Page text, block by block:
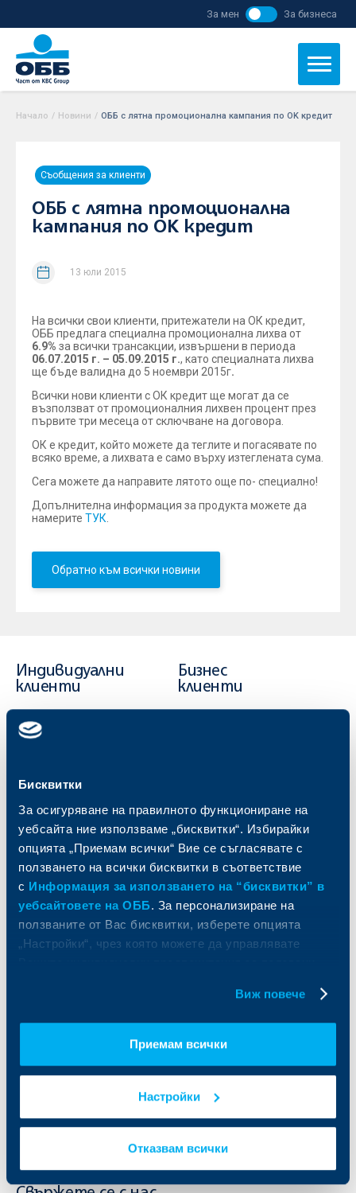
Бисквитки
За осигуряване на правилното функциониране на
уебсайта ние използваме „бисквитки“. Избирайки
опцията „Приемам всички“ Вие се съгласявате с
ползването на всички бисквитки в съответствие
с Информация за използването на “бисквитки” в
уебсайтовете на ОББ. За персонализиране на
ползваните от Вас бисквитки, изберете опцията
„Настройки“, чрез която можете да управлявате
Виж повече
Приемам всички
Настройки
Отказвам всички
За мен За бизнеса
Начало / Новини / ОББ с лятна промоционална кампания по ОK кредит
Съобщения за клиенти
ОББ с лятна промоционална
кампания по ОK кредит
13 юли 2015
На всички свои клиенти, притежатели на ОК кредит,
ОББ предлага специална промоционална лихва от
6.9% за всички трансакции, извършени в периода
06.07.2015 г. – 05.09.2015 г., като специалната лихва
ще бъде валидна до 5 ноември 2015г.
Всички нови клиенти с ОК кредит ще могат да се
възползват от промоционалния лихвен процент през
първите три месеца от сключване на договора.
ОК e кредит, който можете да теглите и погасявате по
всяко време, а лихвата е само върху изтеглената сума.
Сега можете да направите лятото още по- специално!
Допълнителна информация за продукта можете да
намерите ТУК
Обратно към всички новини
Индивидуални
клиенти
Карти
Сметки и плащания
Спестявания и инвестиции
Застраховки
Актуализация на клиентски данни
Бизнес
клиенти
и попечителски услуги
Факторинг
Кредити за собственици на фирми
Финансови институции и суверени
За ОББ
Кои сме ние
Други документи
Групата на KBC
ДЗИ
ОББ Асет мениджмънт
Продажба на имоти
Бисквитки
Защита на личните данни
API портал за разработчици